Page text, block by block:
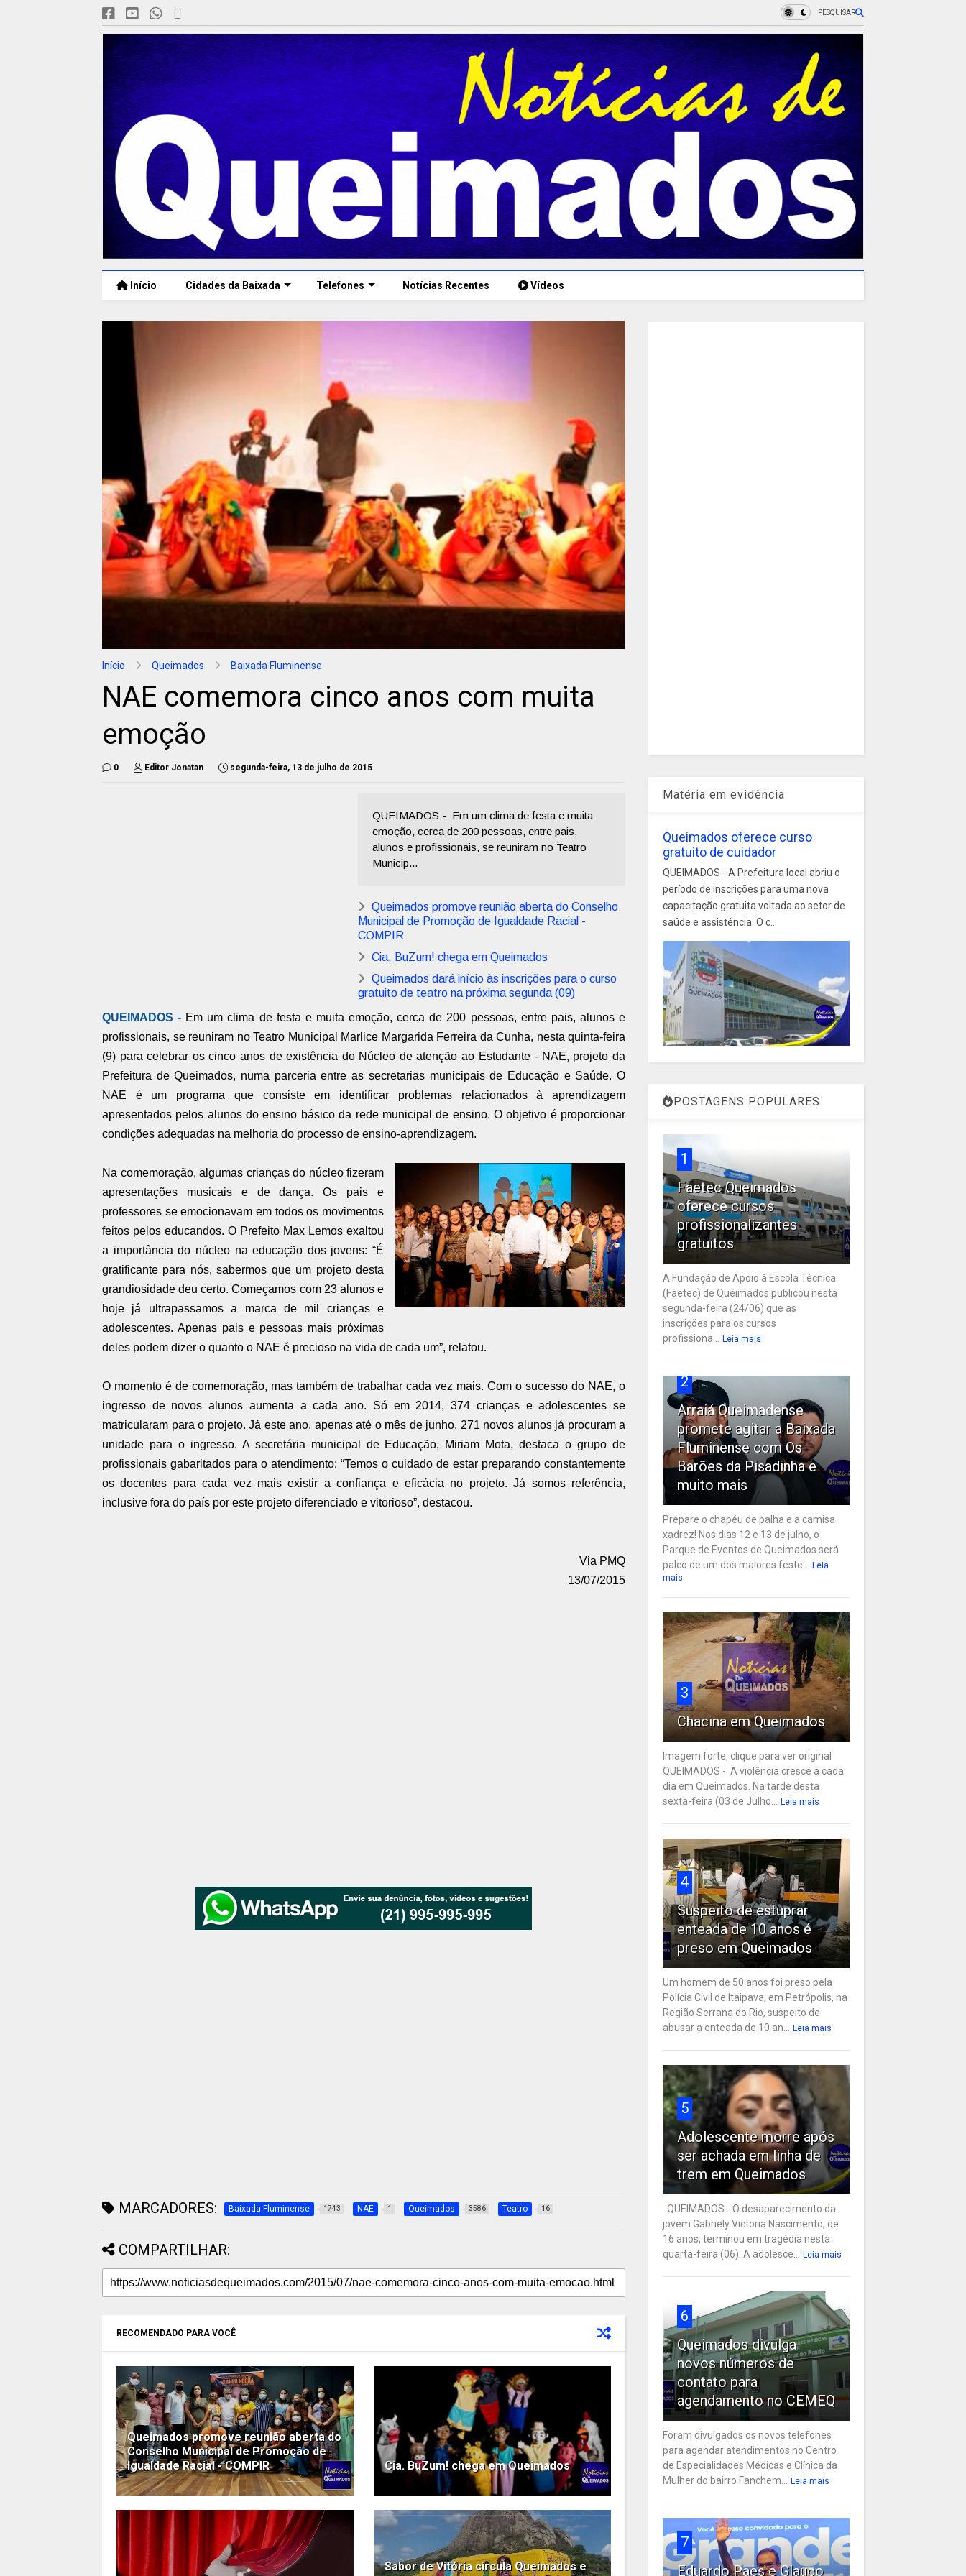
PESQUISAR
Início Cidades da Baixada Telefones Notícias Recentes Vídeos
Início Queimados Baixada Fluminense
NAE comemora cinco anos com muita
emoção
0 Editor Jonatan segunda-feira, 13 de julho de 2015
QUEIMADOS - Em um clima de festa e muita
emoção, cerca de 200 pessoas, entre pais,
alunos e profissionais, se reuniram no Teatro
Municip...
Queimados promove reunião aberta do Conselho
Municipal de Promoção de Igualdade Racial -
COMPIR
Cia. BuZum! chega em Queimados
Queimados dará início às inscrições para o curso
gratuito de teatro na próxima segunda (09)
QUEIMADOS - Em um clima de festa e muita emoção, cerca de 200 pessoas, entre pais, alunos e
profissionais, se reuniram no Teatro Municipal Marlice Margarida Ferreira da Cunha, nesta quinta-feira
(9) para celebrar os cinco anos de existência do Núcleo de atenção ao Estudante - NAE, projeto da
Prefeitura de Queimados, numa parceria entre as secretarias municipais de Educação e Saúde. O
NAE é um programa que consiste em identificar problemas relacionados à aprendizagem
apresentados pelos alunos do ensino básico da rede municipal de ensino. O objetivo é proporcionar
condições adequadas na melhoria do processo de ensino-aprendizagem.
Na comemoração, algumas crianças do núcleo fizeram
apresentações musicais e de dança. Os pais e
professores se emocionavam em todos os movimentos
feitos pelos educandos. O Prefeito Max Lemos exaltou
a importância do núcleo na educação dos jovens: “É
gratificante para nós, sabermos que um projeto desta
grandiosidade deu certo. Começamos com 23 alunos e
hoje já ultrapassamos a marca de mil crianças e
adolescentes. Apenas pais e pessoas mais próximas
deles podem dizer o quanto o NAE é precioso na vida de cada um”, relatou.
O momento é de comemoração, mas também de trabalhar cada vez mais. Com o sucesso do NAE, o
ingresso de novos alunos aumenta a cada ano. Só em 2014, 374 crianças e adolescentes se
matricularam para o projeto. Já este ano, apenas até o mês de junho, 271 novos alunos já procuram a
unidade para o ingresso. A secretária municipal de Educação, Miriam Mota, destaca o grupo de
profissionais gabaritados para o atendimento: “Temos o cuidado de estar preparando constantemente
os docentes para cada vez mais existir a confiança e eficácia no projeto. Já somos referência,
inclusive fora do país por este projeto diferenciado e vitorioso”, destacou.
Via PMQ
13/07/2015
MARCADORES: Baixada Fluminense 1743 NAE 1 Queimados 3586 Teatro 16
COMPARTILHAR:
RECOMENDADO PARA VOCÊ
Queimados promove reunião aberta do
Conselho Municipal de Promoção de
Igualdade Racial - COMPIR
Cia. BuZum! chega em Queimados
Sabor de Vitória circula Queimados e
Matéria em evidência
Queimados oferece curso
gratuito de cuidador
QUEIMADOS - A Prefeitura local abriu o
período de inscrições para uma nova
capacitação gratuita voltada ao setor de
saúde e assistência. O c...
POSTAGENS POPULARES
1
Faetec Queimados
oferece cursos
profissionalizantes
gratuitos
A Fundação de Apoio à Escola Técnica
(Faetec) de Queimados publicou nesta
segunda-feira (24/06) que as
inscrições para os cursos
profissiona...
Leia mais
2
Arraiá Queimadense
promete agitar a Baixada
Fluminense com Os
Barões da Pisadinha e
muito mais
Prepare o chapéu de palha e a camisa
xadrez! Nos dias 12 e 13 de julho, o
Parque de Eventos de Queimados será
palco de um dos maiores feste...
Leia
mais
3
Chacina em Queimados
Imagem forte, clique para ver original
QUEIMADOS - A violência cresce a cada
dia em Queimados. Na tarde desta
sexta-feira (03 de Julho...
Leia mais
4
Suspeito de estuprar
enteada de 10 anos é
preso em Queimados
Um homem de 50 anos foi preso pela
Polícia Civil de Itaipava, em Petrópolis, na
Região Serrana do Rio, suspeito de
abusar a enteada de 10 an...
Leia mais
5
Adolescente morre após
ser achada em linha de
trem em Queimados
QUEIMADOS - O desaparecimento da
jovem Gabriely Victoria Nascimento, de
16 anos, terminou em tragédia nesta
quarta-feira (06). A adolesce...
Leia mais
6
Queimados divulga
novos números de
contato para
agendamento no CEMEQ
Foram divulgados os novos telefones
para agendar atendimentos no Centro
de Especialidades Médicas e Clínica da
Mulher do bairro Fanchem...
Leia mais
7
Eduardo Paes e Glauco